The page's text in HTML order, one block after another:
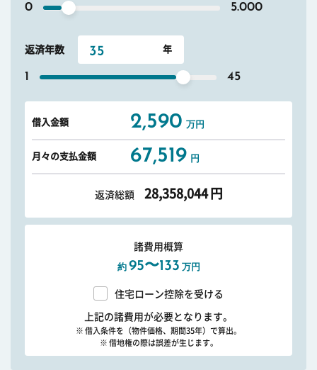
0 5.000
返済年数
1 45
借入金額 2,590 万円
月々の支払金額 67,519 円
返済総額 28,358,044 円
諸費用概算
約 95〜133 万円
住宅ローン控除を受ける
上記の諸費用が必要となります。
※ 借入条件を（物件価格、期間35年）で算出。
※ 借地権の際は誤差が生じます。